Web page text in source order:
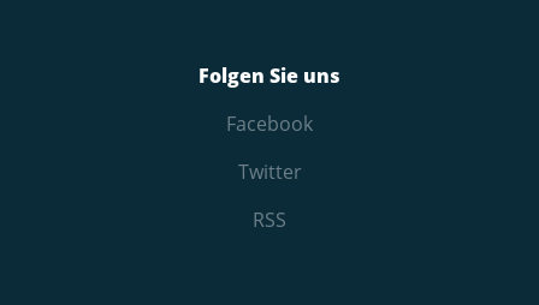
Folgen Sie uns
Facebook
Twitter
RSS